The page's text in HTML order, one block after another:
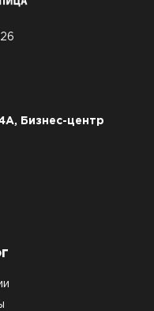
Бизнес-центр